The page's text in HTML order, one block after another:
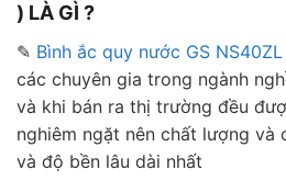
) LÀ GÌ ?
✎ Bình ắc quy nước GS
các chuyên gia trong ngành
và khi bán ra thị trường đều
nghiêm ngặt nên chất lượng và
và độ bền lâu dài nhất